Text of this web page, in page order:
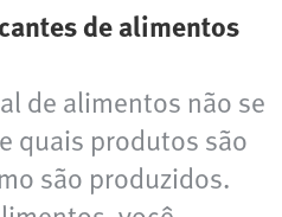
de alimentos
de alimentos não se
quais produtos são
são produzidos.